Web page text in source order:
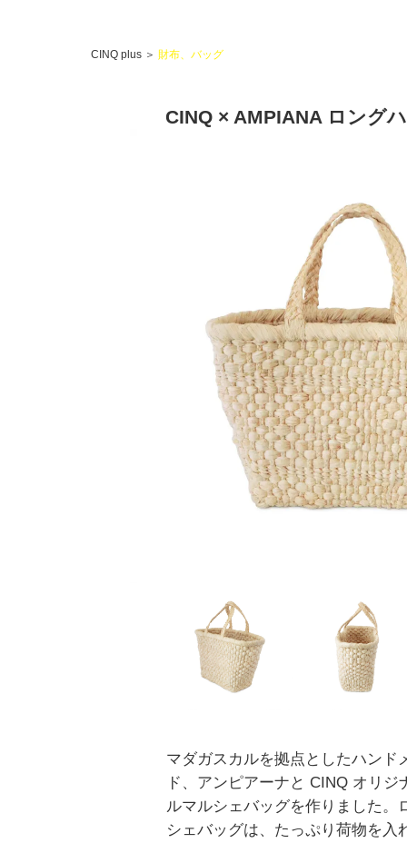
CINQ plus ＞ 財布、バッグ
CINQ × AMPIANA ロング
マダガスカルを拠点としたハンド
ド、アンピアーナと CINQ オリジ
ルマルシェバッグを作りました。
シェバッグは、たっぷり荷物を入